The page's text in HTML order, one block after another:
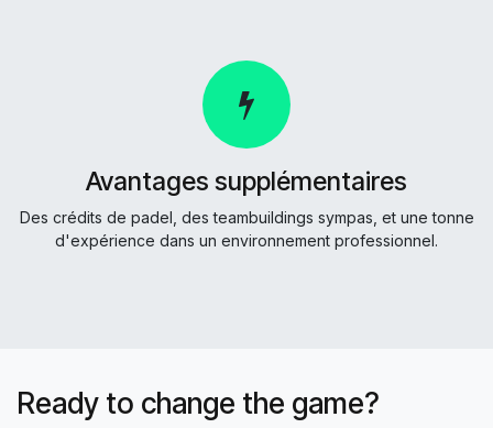
Avantages supplémentaires
Des crédits de padel, des teambuildings sympas, et une tonne
d'expérience dans un environnement professionnel.
Ready to change the game?